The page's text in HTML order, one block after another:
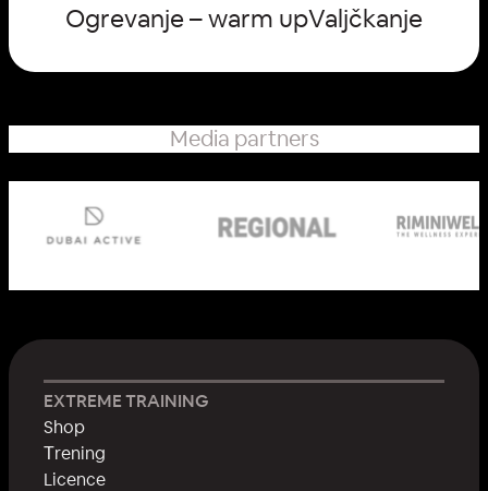
Ogrevanje – warm upValjčkanje
Media partners
EXTREME TRAINING
Shop
Тrening
Licence